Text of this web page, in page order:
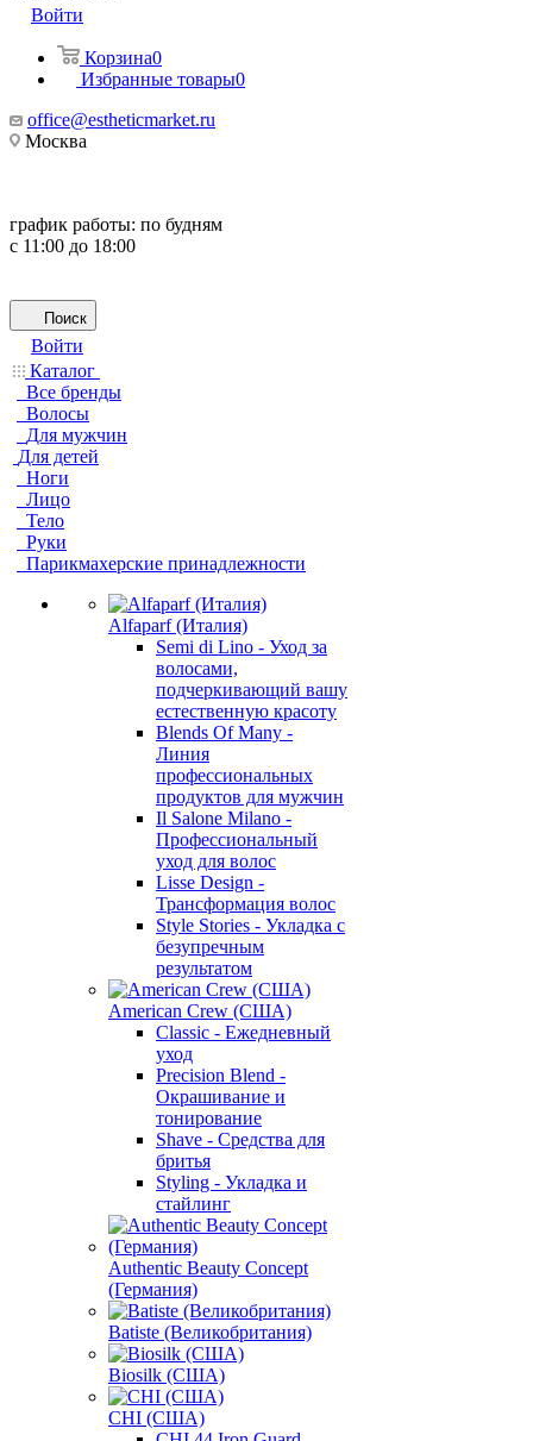
Войти
Корзина0
Избранные товары0
office@estheticmarket.ru
Москва
график работы: по будням
с 11:00 до 18:00
Поиск
Войти
Каталог
Все бренды
Волосы
Для мужчин
Для детей
Ноги
Лицо
Тело
Руки
Парикмахерские принадлежности
Alfaparf (Италия)
Semi di Lino - Уход за
волосами,
подчеркивающий вашу
естественную красоту
Blends Of Many -
Линия
профессиональных
продуктов для мужчин
Il Salone Milano -
Профессиональный
уход для волос
Lisse Design -
Трансформация волос
Style Stories - Укладка с
безупречным
результатом
American Crew (США)
Classic - Ежедневный
уход
Precision Blend -
Окрашивание и
тонирование
Shave - Средства для
бритья
Styling - Укладка и
стайлинг
Authentic Beauty Concept
(Германия)
Batiste (Великобритания)
Biosilk (США)
CHI (США)